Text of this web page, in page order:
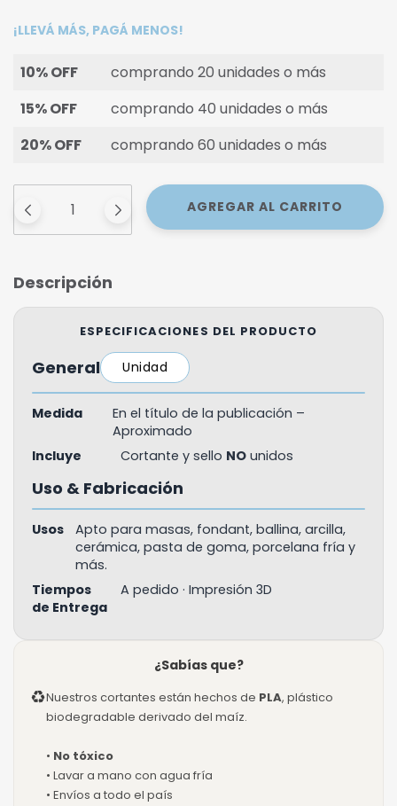
¡LLEVÁ MÁS, PAGÁ MENOS!
10% OFF
comprando 20 unidades o más
15% OFF
comprando 40 unidades o más
20% OFF
comprando 60 unidades o más
Descripción
ESPECIFICACIONES DEL PRODUCTO
General Unidad
Medida
En el título de la publicación –
Aproximado
Incluye
Cortante y sello NO unidos
Uso & Fabricación
Usos
Apto para masas, fondant, ballina, arcilla,
cerámica, pasta de goma, porcelana fría y
más.
Tiempos
de Entrega
A pedido · Impresión 3D
¿Sabías que?
♻Nuestros cortantes están hechos de PLA, plástico
biodegradable derivado del maíz.
• No tóxico
• Lavar a mano con agua fría
• Envíos a todo el país